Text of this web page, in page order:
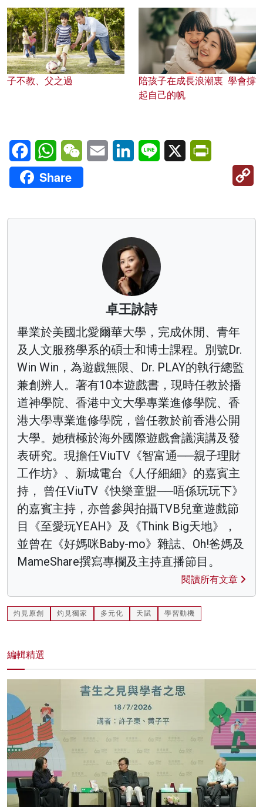
子不教、父之過
陪孩子在成長浪潮裏 學會撐
起自己的帆
FacebookWhatsAppWeChatEmail LinkedInLine X
Share
卓王詠詩
畢業於美國北愛爾華大學，完成休閒、青年
及人文服務學系的碩士和博士課程。別號Dr.
Win Win，為遊戲無限、Dr. PLAY的執行總監
兼創辨人。著有10本遊戲書，現時任教於播
道神學院、香港中文大學專業進修學院、香
港大學專業進修學院，曾任教於前香港公開
大學。她積極於海外國際遊戲會議演講及發
表研究。現擔任ViuTV《智富通──親子理財
工作坊》、新城電台《人仔細細》的嘉賓主
持， 曾任ViuTV《快樂童盟──唔係玩玩下》
的嘉賓主持，亦曾參與拍攝TVB兒童遊戲節
目《至愛玩YEAH》及《Think Big天地》，
並曾在《好媽咪Baby-mo》雜誌、Oh!爸媽及
MameShare撰寫專欄及主持直播節目。
閱讀所有文章
灼見原創 灼見獨家 多元化 天賦 學習動機
編輯精選